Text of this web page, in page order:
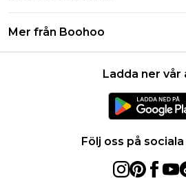
Boohoo-appen
Storleksguide
Leveransinformation
Returnerar information
Integritetspolicy
Mer från Boohoo
Ladda ner vår
Följ oss på